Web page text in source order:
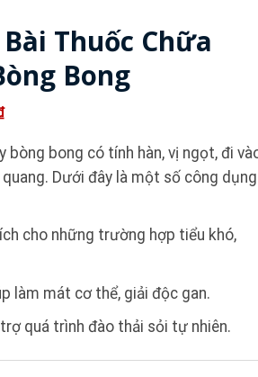
Thuốc Chữa
Bong
Giá
hiện
tại
là:
bòng bong có tính hàn, vị ngọt, đi
Dưới đây là một số công dụng
cho những trường hợp tiểu khó,
làm mát cơ thể, giải độc gan.
quá trình đào thải sỏi tự nhiên.